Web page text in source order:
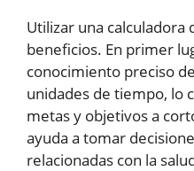
Utilizar una calculadora
beneficios. En primer
conocimiento preciso
unidades de tiempo, lo
metas y objetivos a
ayuda a tomar
relacionadas con la